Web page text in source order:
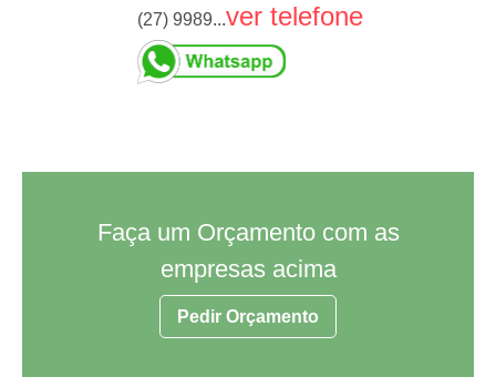
(27) 9989...ver telefone
Faça um Orçamento com as
empresas acima
Pedir Orçamento